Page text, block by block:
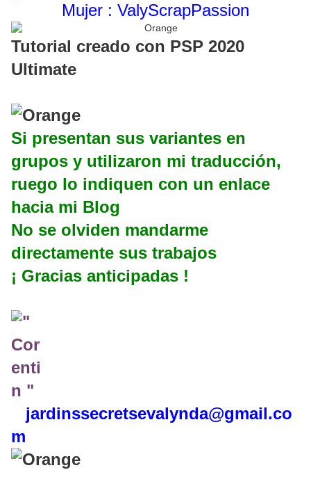
Mujer : ValyScrapPassion
Tutorial creado con PSP 2020
Ultimate
Si presentan sus variantes en
grupos y utilizaron mi traducción,
ruego lo indiquen con un enlace
hacia mi Blog
No se olviden mandarme
directamente sus trabajos
¡ Gracias anticipadas !
jardinssecretsevalynda@gmail.co
m